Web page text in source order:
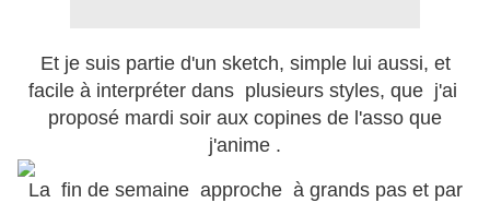
Et je suis partie d'un sketch, simple lui aussi, et
facile à interpréter dans plusieurs styles, que j'ai
proposé mardi soir aux copines de l'asso que
j'anime .
La fin de semaine approche à grands pas et par